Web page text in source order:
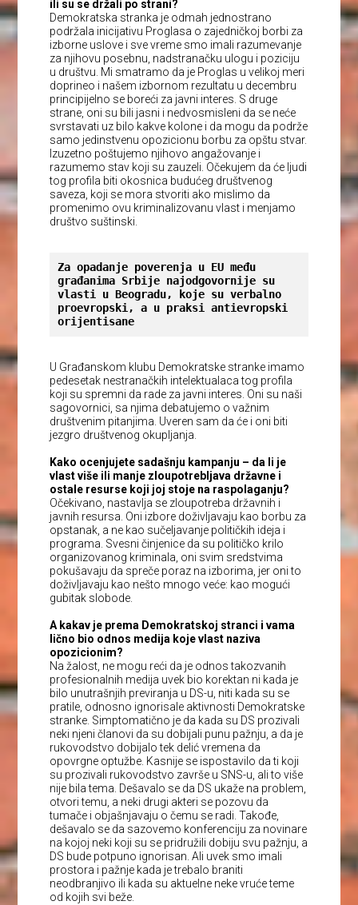
ili su se držali po strani?
Demokratska stranka je odmah jednostrano
podržala inicijativu Proglasa o zajedničkoj borbi za
izborne uslove i sve vreme smo imali razumevanje
za njihovu posebnu, nadstranačku ulogu i poziciju
u društvu. Mi smatramo da je Proglas u velikoj meri
doprineo i našem izbornom rezultatu u decembru
principijelno se boreći za javni interes. S druge
strane, oni su bili jasni i nedvosmisleni da se neće
svrstavati uz bilo kakve kolone i da mogu da podrže
samo jedinstvenu opozicionu borbu za opštu stvar.
Izuzetno poštujemo njihovo angažovanje i
razumemo stav koji su zauzeli. Očekujem da će ljudi
tog profila biti okosnica budućeg društvenog
saveza, koji se mora stvoriti ako mislimo da
promenimo ovu kriminalizovanu vlast i menjamo
društvo suštinski.
Za opadanje poverenja u EU među
građanima Srbije najodgovornije su
vlasti u Beogradu, koje su verbalno
proevropski, a u praksi antievropski
orijentisane
U Građanskom klubu Demokratske stranke imamo
pedesetak nestranačkih intelektualaca tog profila
koji su spremni da rade za javni interes. Oni su naši
sagovornici, sa njima debatujemo o važnim
društvenim pitanjima. Uveren sam da će i oni biti
jezgro društvenog okupljanja.
Kako ocenjujete sadašnju kampanju – da li je
vlast više ili manje zloupotrebljava državne i
ostale resurse koji joj stoje na raspolaganju?
Očekivano, nastavlja se zloupotreba državnih i
javnih resursa. Oni izbore doživljavaju kao borbu za
opstanak, a ne kao sučeljavanje političkih ideja i
programa. Svesni činjenice da su političko krilo
organizovanog kriminala, oni svim sredstvima
pokušavaju da spreče poraz na izborima, jer oni to
doživljavaju kao nešto mnogo veće: kao mogući
gubitak slobode.
A kakav je prema Demokratskoj stranci i vama
lično bio odnos medija koje vlast naziva
opozicionim?
Na žalost, ne mogu reći da je odnos takozvanih
profesionalnih medija uvek bio korektan ni kada je
bilo unutrašnjih previranja u DS-u, niti kada su se
pratile, odnosno ignorisale aktivnosti Demokratske
stranke. Simptomatično je da kada su DS prozivali
neki njeni članovi da su dobijali punu pažnju, a da je
rukovodstvo dobijalo tek delić vremena da
opovrgne optužbe. Kasnije se ispostavilo da ti koji
su prozivali rukovodstvo završe u SNS-u, ali to više
nije bila tema. Dešavalo se da DS ukaže na problem,
otvori temu, a neki drugi akteri se pozovu da
tumače i objašnjavaju o čemu se radi. Takođe,
dešavalo se da sazovemo konferenciju za novinare
na kojoj neki koji su se pridružili dobiju svu pažnju, a
DS bude potpuno ignorisan. Ali uvek smo imali
prostora i pažnje kada je trebalo braniti
neodbranjivo ili kada su aktuelne neke vruće teme
od kojih svi beže.